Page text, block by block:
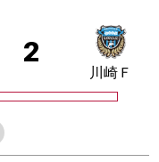
2
川崎Ｆ